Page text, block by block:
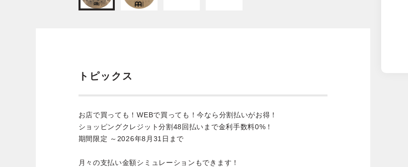
トピックス
お店で買っても！WEBで買っても！今なら分割払いがお得！
ショッピングクレジット分割48回払いまで金利手数料0%！
期間限定 ～2026年8月31日まで
月々の支払い金額シミュレーションもできます！